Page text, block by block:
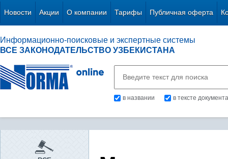
Новости Акции О компании Тарифы Публичная оферта
Информационно-поисковые и экспертные системы
ВСЕ ЗАКОНОДАТЕЛЬСТВО УЗБЕКИСТАНА
в названии в тексте документа